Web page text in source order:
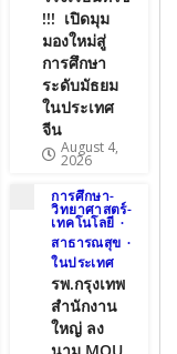
!!! เปิดมุม
มองใหม่สู่
การศึกษา
ระดับมัธยม
ในประเทศ
จีน
August 4,
2026
การศึกษา-
วิทยาศาสตร์-
เทคโนโลยี
สาธารณสุข
ในประเทศ
รพ.กรุงเทพ
สำนักงาน
ใหญ่ ลง